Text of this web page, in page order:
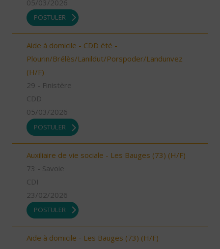
05/03/2026
POSTULER
Aide à domicile - CDD été -
Plourin/Brélès/Lanildut/Porspoder/Landunvez
(H/F)
29 - Finistère
CDD
05/03/2026
POSTULER
Auxiliaire de vie sociale - Les Bauges (73) (H/F)
73 - Savoie
CDI
23/02/2026
POSTULER
Aide à domicile - Les Bauges (73) (H/F)